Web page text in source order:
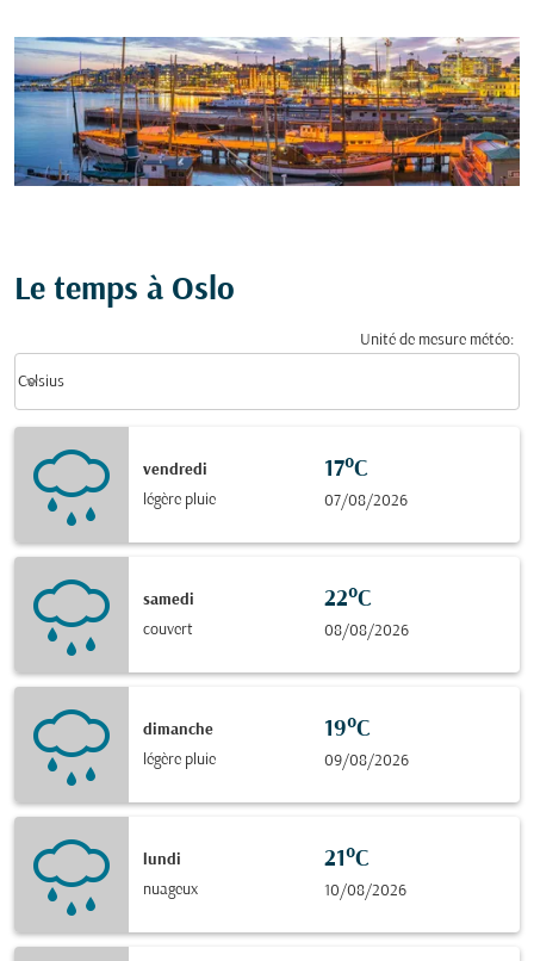
Le temps à Oslo
Unité de mesure météo:
Celsius
keyboard_arrow_down
vendredi
légère pluie
17°C
07/08/2026
samedi
couvert
22°C
08/08/2026
dimanche
légère pluie
19°C
09/08/2026
lundi
nuageux
21°C
10/08/2026